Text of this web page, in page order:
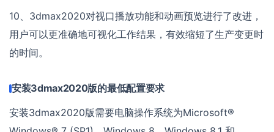
10、3dmax2020对视口播放功能和动画预览进行了改进，
用户可以更准确地可视化工作结果，有效缩短了生产变更时
的时间。
安装3dmax2020版的最低配置要求
安装3dmax2020版需要电脑操作系统为Microsoft®